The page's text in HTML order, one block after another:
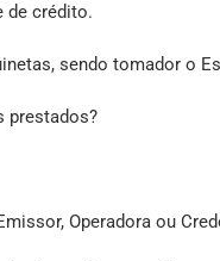
de crédito.
sendo tomador o
prestados?
Operadora ou